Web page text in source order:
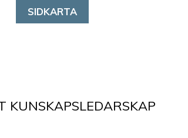
SIDKARTA
KUNSKAPSLEDARSKAP